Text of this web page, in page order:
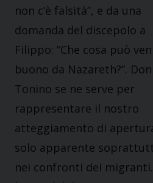
non c’è falsità”, e da una
domanda del discepolo a
Filippo: “Che cosa può
buono da Nazareth?”. Don
Tonino se ne serve per
rappresentare il nostro
atteggiamento di
solo apparente
nei confronti dei